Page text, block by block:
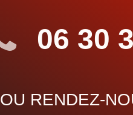
06 30
OU RENDEZ-